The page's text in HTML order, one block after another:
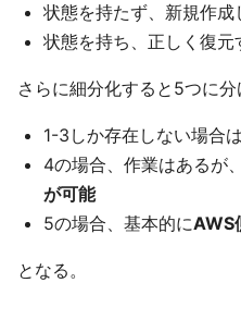
状態を持たず、新規作
状態を持ち、正しく復
さらに細分化すると5つに分
1-3しか存在しない場合
4の場合、作業はあるが、
が可能
5の場合、基本的にAWS
となる。